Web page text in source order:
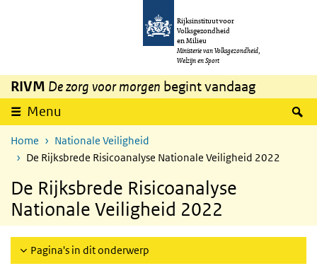
Overslaan en naar de inhoud gaan
Rijksinstituut voor
Volksgezondheid
en Milieu
Ministerie van Volksgezondheid,
Welzijn en Sport
RIVM De zorg voor morgen begint vandaag
Menu
Home
Nationale Veiligheid
De Rijksbrede Risicoanalyse Nationale Veiligheid 2022
De Rijksbrede Risicoanalyse
Nationale Veiligheid 2022
Pagina's in dit onderwerp